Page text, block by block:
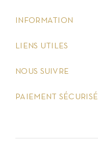
INFORMATION
LIENS UTILES
NOUS SUIVRE
PAIEMENT SÉCURISÉ